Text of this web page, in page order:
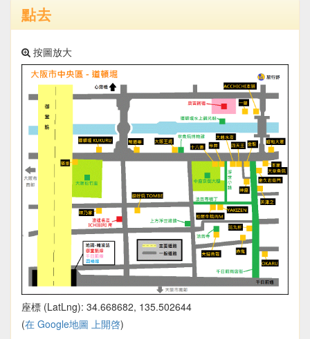
點去
按圖放大
座標 (LatLng): 34.668682, 135.502644
(在 Google地圖 上開啓)